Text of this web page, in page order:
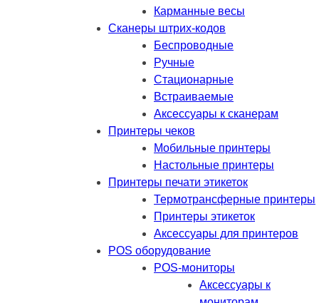
Карманные весы
Сканеры штрих-кодов
Беспроводные
Ручные
Стационарные
Встраиваемые
Аксессуары к сканерам
Принтеры чеков
Мобильные принтеры
Настольные принтеры
Принтеры печати этикеток
Термотрансферные принтеры
Принтеры этикеток
Аксессуары для принтеров
POS оборудование
POS-мониторы
Аксессуары к